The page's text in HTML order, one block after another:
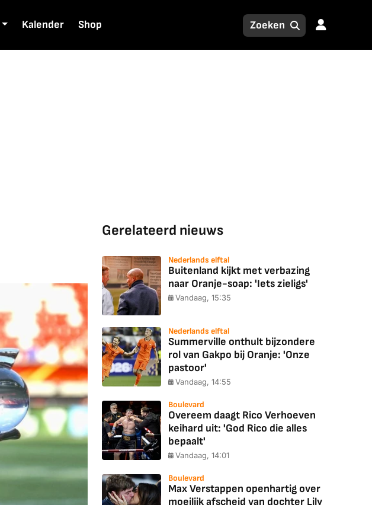
Kalender Shop
Gerelateerd nieuws
Nederlands elftal
Buitenland kijkt met verbazing
naar Oranje-soap: 'Iets zieligs'
Vandaag, 15:35
Nederlands elftal
Summerville onthult bijzondere
rol van Gakpo bij Oranje: 'Onze
pastoor'
Vandaag, 14:55
Boulevard
Overeem daagt Rico Verhoeven
keihard uit: 'God Rico die alles
bepaalt'
Vandaag, 14:01
Boulevard
Max Verstappen openhartig over
moeilijk afscheid van dochter Lily